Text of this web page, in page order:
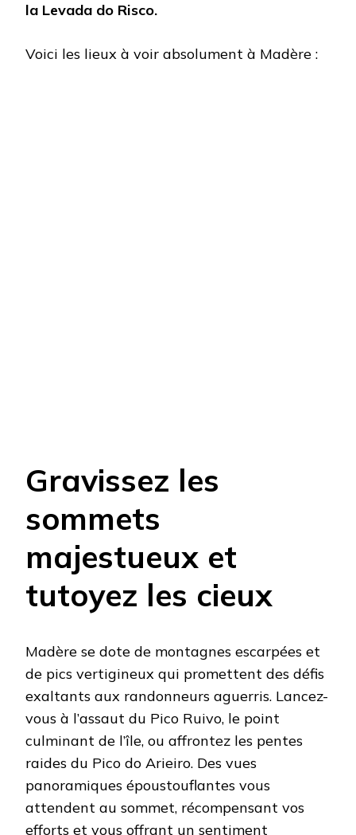
la Levada do Risco.
Voici les lieux à voir absolument à Madère :
Gravissez les
sommets
majestueux et
tutoyez les cieux
Madère se dote de montagnes escarpées et
de pics vertigineux qui promettent des défis
exaltants aux randonneurs aguerris. Lancez-
vous à l’assaut du Pico Ruivo, le point
culminant de l’île, ou affrontez les pentes
raides du Pico do Arieiro. Des vues
panoramiques époustouflantes vous
attendent au sommet, récompensant vos
efforts et vous offrant un sentiment